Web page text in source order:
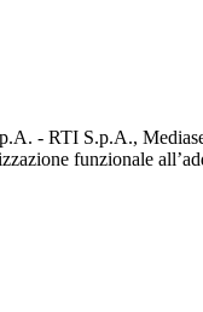
- RTI S.p.A.,
funzionale